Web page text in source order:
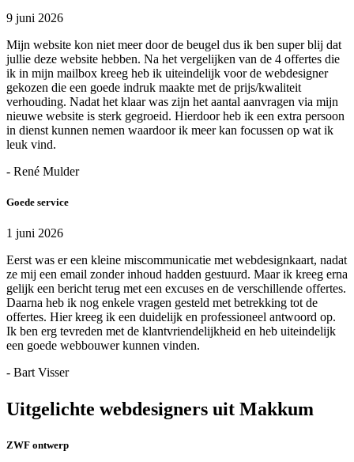
9 juni 2026
Mijn website kon niet meer door de beugel dus ik ben super blij dat
jullie deze website hebben. Na het vergelijken van de 4 offertes die
ik in mijn mailbox kreeg heb ik uiteindelijk voor de webdesigner
gekozen die een goede indruk maakte met de prijs/kwaliteit
verhouding. Nadat het klaar was zijn het aantal aanvragen via mijn
nieuwe website is sterk gegroeid. Hierdoor heb ik een extra persoon
in dienst kunnen nemen waardoor ik meer kan focussen op wat ik
leuk vind.
- René Mulder
Goede service
1 juni 2026
Eerst was er een kleine miscommunicatie met webdesignkaart, nadat
ze mij een email zonder inhoud hadden gestuurd. Maar ik kreeg erna
gelijk een bericht terug met een excuses en de verschillende offertes.
Daarna heb ik nog enkele vragen gesteld met betrekking tot de
offertes. Hier kreeg ik een duidelijk en professioneel antwoord op.
Ik ben erg tevreden met de klantvriendelijkheid en heb uiteindelijk
een goede webbouwer kunnen vinden.
- Bart Visser
Uitgelichte webdesigners uit Makkum
ZWF ontwerp